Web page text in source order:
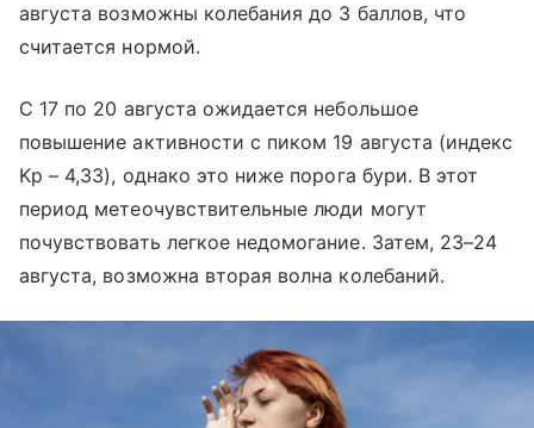
августа возможны колебания до 3 баллов, что
считается нормой.
С 17 по 20 августа ожидается небольшое
повышение активности с пиком 19 августа (индекс
Kp – 4,33), однако это ниже порога бури. В этот
период метеочувствительные люди могут
почувствовать легкое недомогание. Затем, 23–24
августа, возможна вторая волна колебаний.